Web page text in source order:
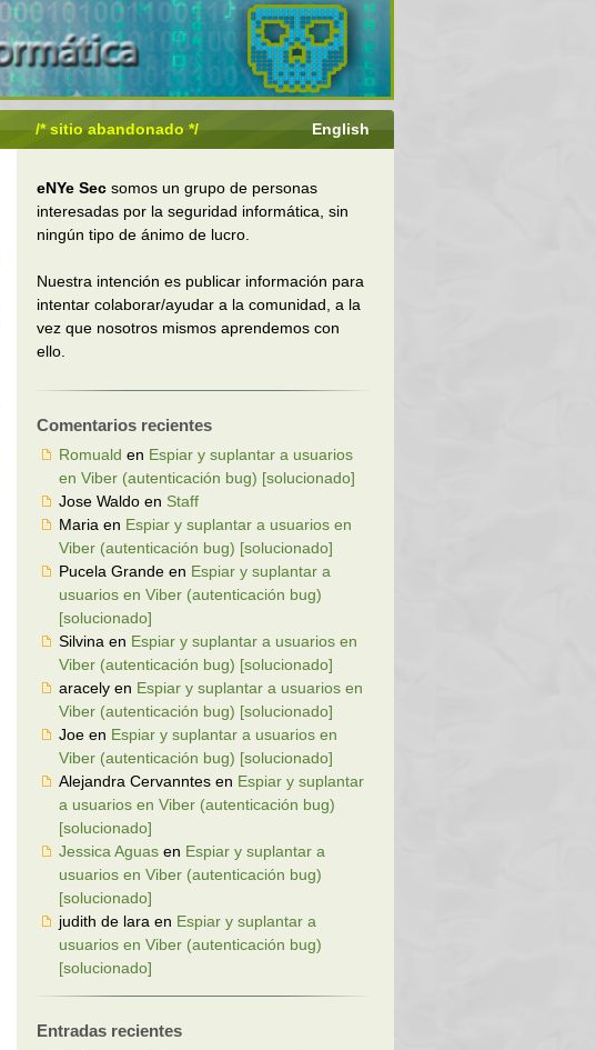
/* sitio abandonado */ English
eNYe Sec somos un grupo de personas
interesadas por la seguridad informática, sin
ningún tipo de ánimo de lucro.
Nuestra intención es publicar información para
intentar colaborar/ayudar a la comunidad, a la
vez que nosotros mismos aprendemos con
ello.
Comentarios recientes
Romuald en Espiar y suplantar a usuarios
en Viber (autenticación bug) [solucionado]
Jose Waldo en Staff
Maria en Espiar y suplantar a usuarios en
Viber (autenticación bug) [solucionado]
Pucela Grande en Espiar y suplantar a
usuarios en Viber (autenticación bug)
[solucionado]
Silvina en Espiar y suplantar a usuarios en
Viber (autenticación bug) [solucionado]
aracely en Espiar y suplantar a usuarios en
Viber (autenticación bug) [solucionado]
Joe en Espiar y suplantar a usuarios en
Viber (autenticación bug) [solucionado]
Alejandra Cervanntes en Espiar y suplantar
a usuarios en Viber (autenticación bug)
[solucionado]
Jessica Aguas en Espiar y suplantar a
usuarios en Viber (autenticación bug)
[solucionado]
judith de lara en Espiar y suplantar a
usuarios en Viber (autenticación bug)
[solucionado]
Entradas recientes